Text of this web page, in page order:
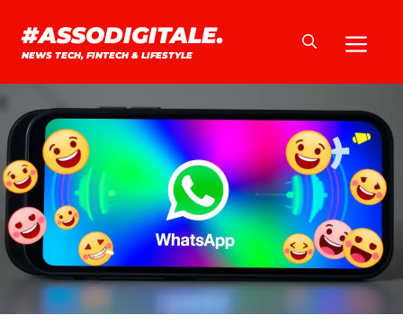
contenuto
#ASSODIGITALE.
NEWS TECH, FINTECH & LIFESTYLE